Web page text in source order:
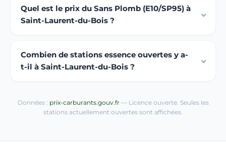
Quel est le prix du Sans Plomb (E10/SP95) à
Saint-Laurent-du-Bois ?
Combien de stations essence ouvertes y a-
t-il à Saint-Laurent-du-Bois ?
Données : prix-carburants.gouv.fr— Licence ouverte. Seules les
stations actuellement ouvertes sont affichées.